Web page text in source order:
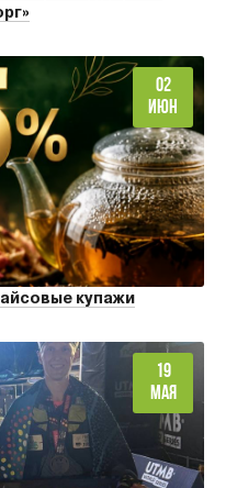
02
ИЮН
купажи
19
МАЯ